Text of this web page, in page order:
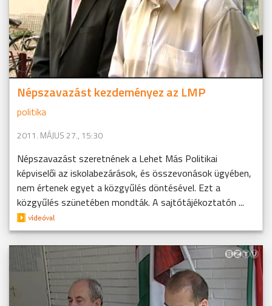
Népszavazást kezdeményez az LMP
politika
2011. MÁJUS 27., 15:30
Népszavazást szeretnének a Lehet Más Politikai
képviselői az iskolabezárások, és összevonások ügyében,
nem értenek egyet a közgyűlés döntésével. Ezt a
közgyűlés szünetében mondták. A sajtótájékoztatón ...